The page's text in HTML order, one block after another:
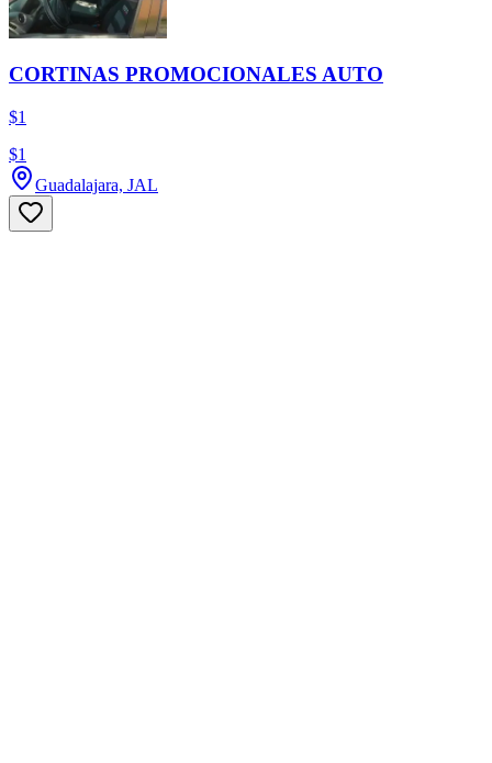
CORTINAS PROMOCIONALES AUTO
$1
$1
Guadalajara, JAL